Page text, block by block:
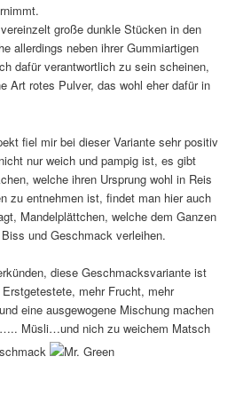
große dunkle Stücken in den
allerdings neben ihrer Gummiartigen
dafür verantwortlich zu sein scheinen,
Art rotes Pulver, das wohl eher dafür in
fiel mir bei dieser Variante sehr positiv
nur weich und pampig ist, es gibt
welche ihren Ursprung wohl in Reis
zu entnehmen ist, findet man hier auch
Mandelplättchen, welche dem Ganzen
und Geschmack verleihen.
diese Geschmacksvariante ist
mehr Frucht, mehr
eine ausgewogene Mischung machen
Müsli…und nich zu weichem Matsch